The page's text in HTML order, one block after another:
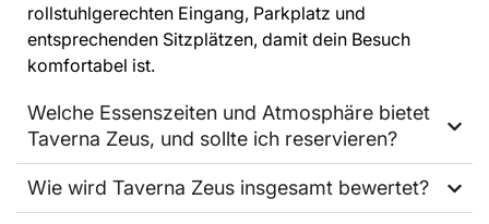
rollstuhlgerechten Eingang, Parkplatz und
entsprechenden Sitzplätzen, damit dein Besuch
komfortabel ist.
Welche Essenszeiten und Atmosphäre bietet
Taverna Zeus, und sollte ich reservieren?
Wie wird Taverna Zeus insgesamt bewertet?